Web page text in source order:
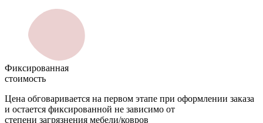
Фиксированная
стоимость
Цена обговаривается на первом этапе при оформлении заказа
и остается фиксированной не зависимо от
степени загрязнения мебели/ковров